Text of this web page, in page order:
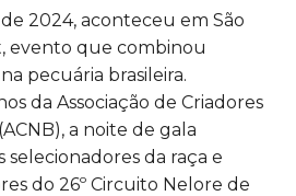
2024, aconteceu em São
evento que combinou
pecuária brasileira.
da Associação de Criadores
a noite de gala
selecionadores da raça e
do 26º Circuito Nelore de